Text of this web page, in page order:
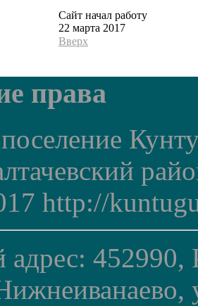
Сайт начал работу
22 марта 2017
Вверх
права
http://
452990,